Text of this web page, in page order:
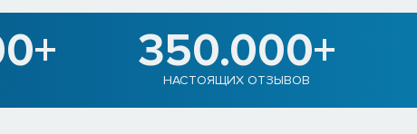
350.000+
НАСТОЯЩИХ ОТЗЫВОВ